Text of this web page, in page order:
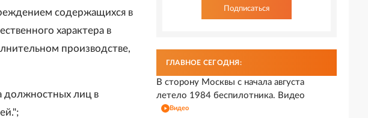
содержащихся в
характера в
производстве,
должностных лиц в
Подписаться
ГЛАВНОЕ СЕГОДНЯ:
В сторону Москвы с начала августа
летело 1984 беспилотника. Видео
Видео